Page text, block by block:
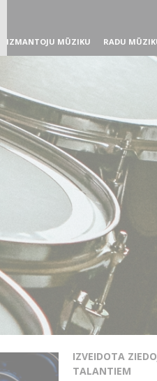
IZMANTOJU MŪZIKU RADU
IZVEIDOTA
TALANTIEM